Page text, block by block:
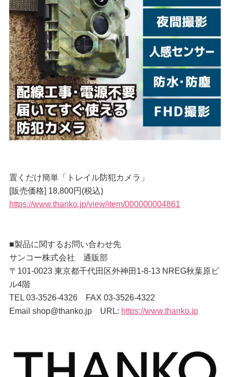
置くだけ簡単「トレイル防犯カメラ」
[販売価格] 18,800円(税込)
https://www.thanko.jp/view/item/000000004861
■製品に関するお問い合わせ先
サンコー株式会社 通販部
〒101-0023 東京都千代田区外神田1-8-13 NREG秋葉原ビ
ル4階
TEL 03-3526-4326 FAX 03-3526-4322
Email shop@thanko.jp URL: https://www.thanko.jp